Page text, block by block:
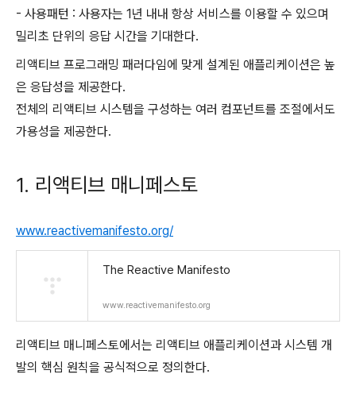
- 사용패턴 : 사용자는 1년 내내 항상 서비스를 이용할 수 있으며
밀리초 단위의 응답 시간을 기대한다.
리액티브 프로그래밍 패러다임에 맞게 설계된 애플리케이션은 높
은 응답성을 제공한다.
전체의 리액티브 시스템을 구성하는 여러 컴포넌트를 조절에서도
가용성을 제공한다.
1. 리액티브 매니페스토
www.reactivemanifesto.org/
The Reactive Manifesto
www.reactivemanifesto.org
리액티브 매니페스토에서는 리액티브 애플리케이션과 시스템 개
발의 핵심 원칙을 공식적으로 정의한다.